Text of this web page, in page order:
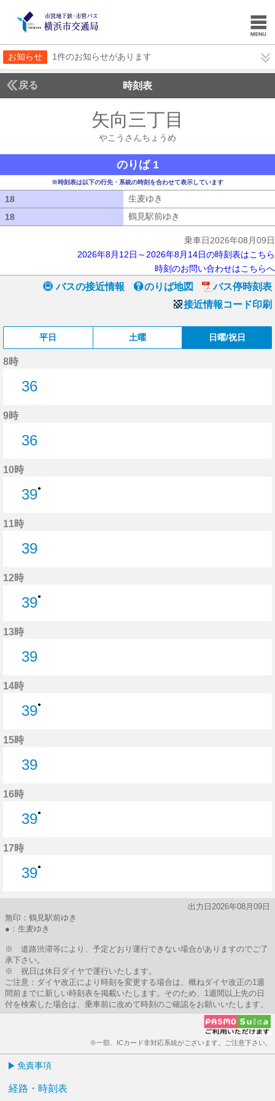
お知らせ 1件のお知らせがあります
戻る 時刻表
矢向三丁目
やこうさんちょうめ
のりば 1
※時刻表は以下の行先・系統の時刻を合わせて表示しています
18 生麦ゆき
18
鶴見駅前ゆき
乗車日2026年08月09日
2026年8月12日～2026年8月14日の時刻表はこちら
時刻のお問い合わせはこちらへ
バスの接近情報 のりば地図
バス停時刻表
接近情報コード印刷
平日 土曜 日曜/祝日
8時
36
9時
36
10時
39●
11時
39
12時
39●
13時
39
14時
39●
15時
39
16時
39●
17時
39●
出力日2026年08月09日
無印：鶴見駅前ゆき
●：生麦ゆき
※ 道路渋滞等により、予定どおり運行できない場合がありますのでご了
承下さい。
※ 祝日は休日ダイヤで運行いたします。
ご注意：ダイヤ改正により時刻を変更する場合は、概ねダイヤ改正の1週
間前までに新しい時刻表を掲載いたします。そのため、1週間以上先の日
付を検索した場合は、乗車前に改めて時刻のご確認をお願いいたします。
※一部、ICカード非対応系統がございます。ご注意下さい。
免責事項
経路・時刻表